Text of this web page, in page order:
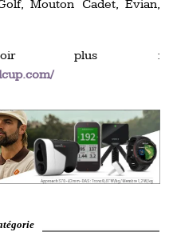
Mouton Cadet, Evian,
plus :